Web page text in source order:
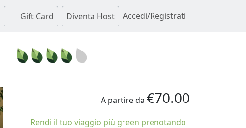
Gift Card Diventa Host Accedi/Registrati
A partire da €70.00
Rendi il tuo viaggio più green prenotando